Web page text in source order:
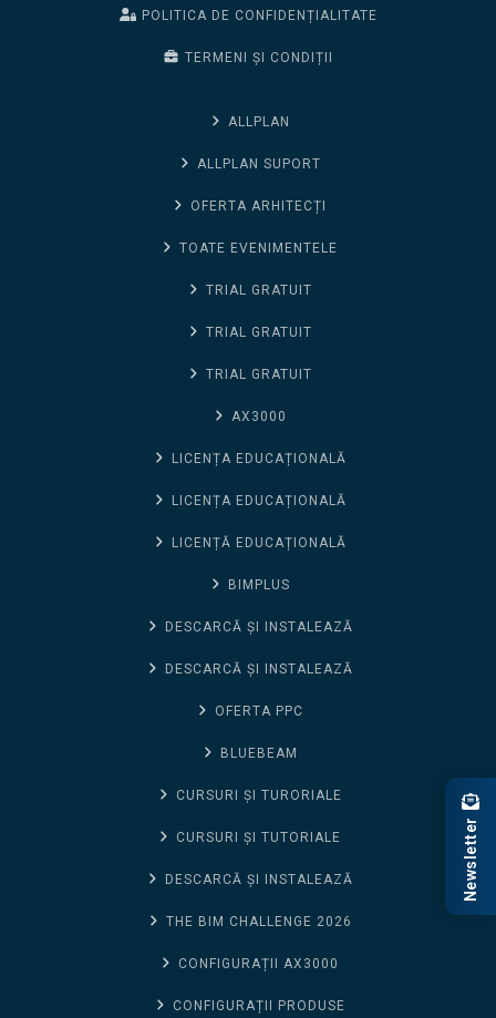
POLITICA DE CONFIDENȚIALITATE
TERMENI ȘI CONDIȚII
ALLPLAN
ALLPLAN SUPORT
OFERTA ARHITECȚI
TOATE EVENIMENTELE
TRIAL GRATUIT
TRIAL GRATUIT
TRIAL GRATUIT
AX3000
LICENȚA EDUCAȚIONALĂ
LICENȚA EDUCAȚIONALĂ
LICENȚĂ EDUCAȚIONALĂ
BIMPLUS
DESCARCĂ ȘI INSTALEAZĂ
DESCARCĂ ȘI INSTALEAZĂ
OFERTA PPC
BLUEBEAM
CURSURI ȘI TURORIALE
CURSURI ȘI TUTORIALE
DESCARCĂ ȘI INSTALEAZĂ
THE BIM CHALLENGE 2026
CONFIGURAȚII AX3000
CONFIGURAȚII PRODUSE
Newsletter